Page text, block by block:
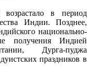
возрастало в период
Индии. Позднее,
национально-
получения Индией
Дурга-пуджа
праздников в